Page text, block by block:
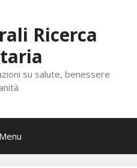
Ricerca
su salute, benessere
Menu